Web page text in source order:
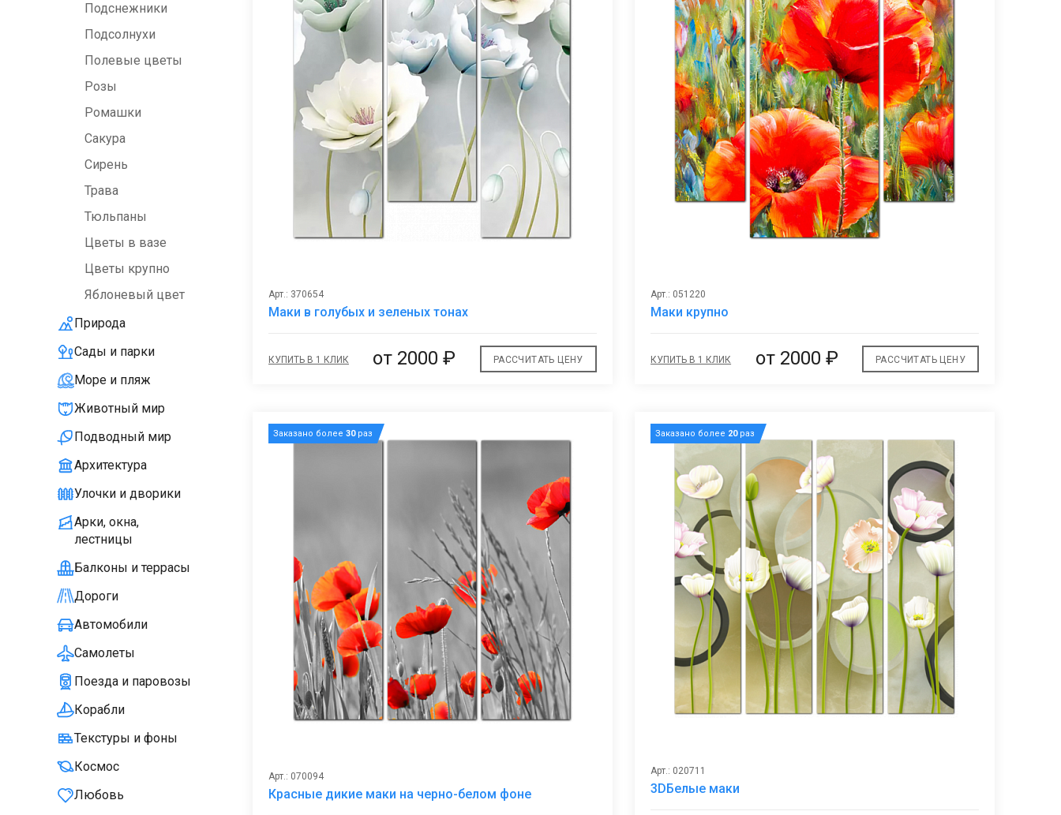
Подснежники
Подсолнухи
Полевые цветы
Розы
Ромашки
Сакура
Сирень
Трава
Тюльпаны
Цветы в вазе
Цветы крупно
Яблоневый цвет
Природа
Сады и парки
Море и пляж
Животный мир
Подводный мир
Архитектура
Улочки и дворики
Арки, окна,
лестницы
Балконы и террасы
Дороги
Автомобили
Самолеты
Поезда и паровозы
Корабли
Текстуры и фоны
Космос
Любовь
Арт.: 370654
Маки в голубых и зеленых тонах
избранное
КУПИТЬ В 1 КЛИК от 2000 ₽ РАССЧИТАТЬ ЦЕНУ
Арт.: 051220
Маки крупно
КУПИТЬ В 1 КЛИК от 2000 ₽ РАССЧИТАТЬ ЦЕНУ
Заказано более 30раз
Арт.: 070094
Красные дикие маки на черно-белом фоне
Заказано более 20раз
Арт.: 020711
3DБелые маки